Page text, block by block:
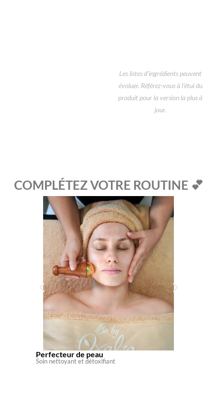
Les listes d’ingrédients peuvent
évoluer. Référez-vous à l’étui du
produit pour la version la plus à
jour.
COMPLÉTEZ VOTRE ROUTINE 💕
Perfecteur de peau
Soin nettoyant et détoxifiant